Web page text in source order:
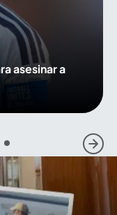
asesinar a
5